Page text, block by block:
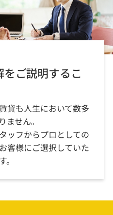
ご説明するこ
貸も人生において数多
ません。
ッフからプロとしての
客様にご選択していた